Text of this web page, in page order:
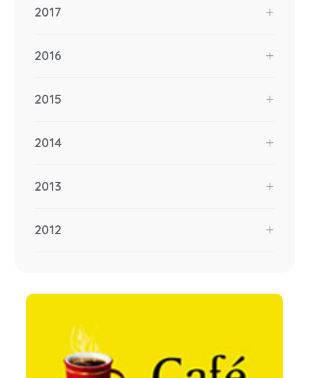
2017
2016
2015
2014
2013
2012